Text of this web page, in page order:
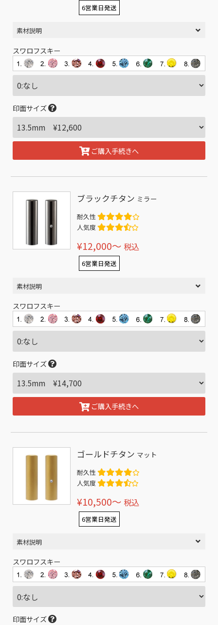
6営業日発送
素材説明
スワロフスキー
印面サイズ
ご購入手続きへ
ブラックチタン ミラー
耐久性
人気度
¥12,000〜 税込
6営業日発送
素材説明
スワロフスキー
印面サイズ
ご購入手続きへ
ゴールドチタン マット
耐久性
人気度
¥10,500〜 税込
6営業日発送
素材説明
スワロフスキー
印面サイズ